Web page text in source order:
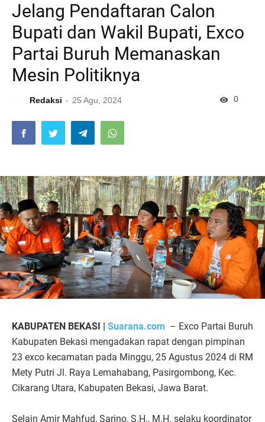
Jelang Pendaftaran Calon
Bupati dan Wakil Bupati, Exco
Partai Buruh Memanaskan
Mesin Politiknya
Redaksi 25 Agu, 2024 0
KABUPATEN BEKASI | Suarana.com – Exco Partai Buruh
Kabupaten Bekasi mengadakan rapat dengan pimpinan
23 exco kecamatan pada Minggu, 25 Agustus 2024 di RM
Mety Putri Jl. Raya Lemahabang, Pasirgombong, Kec.
Cikarang Utara, Kabupaten Bekasi, Jawa Barat.
Selain Amir Mahfud, Sarino, S.H., M.H. selaku koordinator